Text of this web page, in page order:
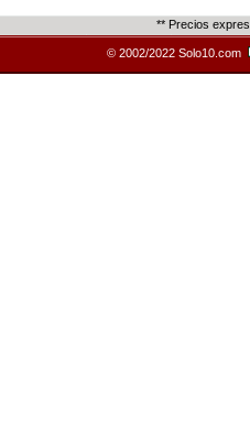
** Precios
© 2002/2022 Solo10.com